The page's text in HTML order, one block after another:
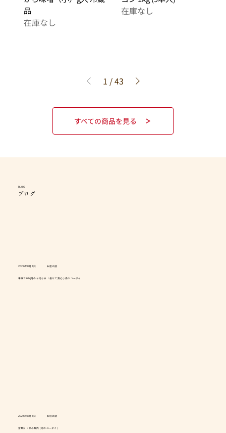
品
在庫なし
在庫なし
1 /43
すべての商品を見る
BLOG
ブログ
2026年8月4日 お店の話
平塚でBBQ用のお肉なら！任せて安心♪肉のユーダイ
2026年8月1日 お店の話
営業日・休み案内 (肉のユーダイ)